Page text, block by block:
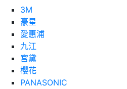
3M
豪星
愛惠浦
九江
宮黛
櫻花
PANASONIC